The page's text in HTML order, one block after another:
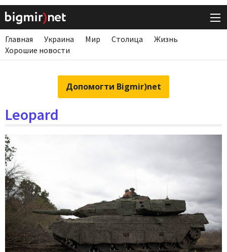
Главная Украина Мир Столица
Жизнь
Хорошие новости
Допомогти Bigmir)net
Leopard